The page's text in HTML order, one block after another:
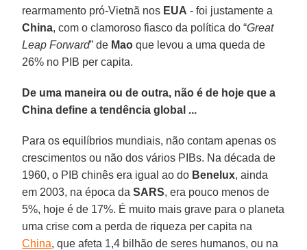
rearmamento pró-Vietnã nos EUA - foi justamente a
China, com o clamoroso fiasco da política do “Great
Leap Forward” de Mao que levou a uma queda de
26% no PIB per capita.
De uma maneira ou de outra, não é de hoje que a
China define a tendência global ...
Para os equilíbrios mundiais, não contam apenas os
crescimentos ou não dos vários PIBs. Na década de
1960, o PIB chinês era igual ao do Benelux, ainda
em 2003, na época daSARS, era pouco menos de
5%, hoje é de 17%. É muito mais grave para o planeta
uma crise com a perda de riqueza per capita na
China, que afeta 1,4 bilhão de seres humanos, ou na